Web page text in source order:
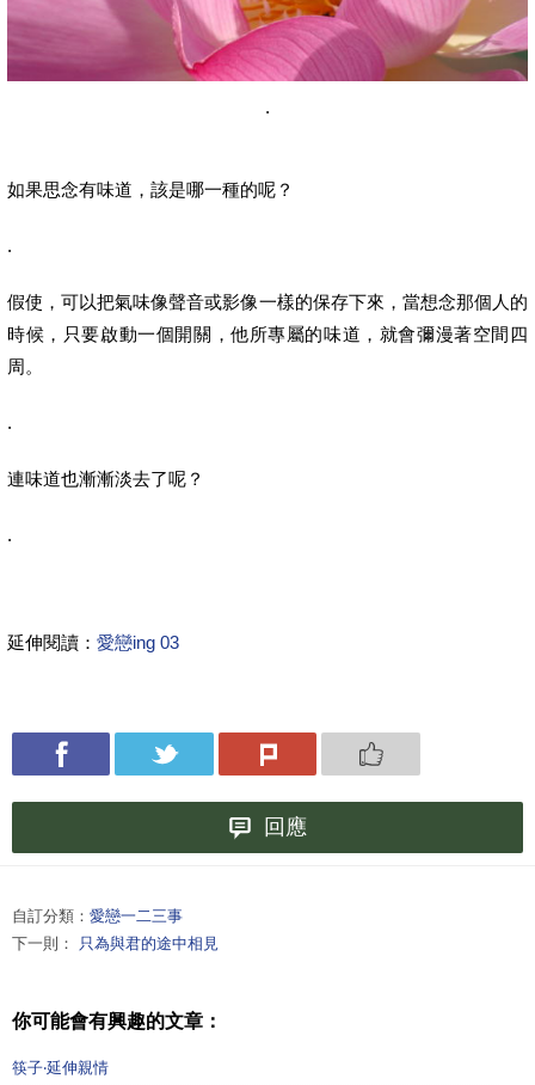
.
如果思念有味道，該是哪一種的呢？
.
假使，可以把氣味像聲音或影像一樣的保存下來，當想念那個人的
時候，只要啟動一個開關，他所專屬的味道，就會彌漫著空間四
周。
.
連味道也漸漸淡去了呢？
.
延伸閱讀： 愛戀ing 03
回應
自訂分類： 愛戀一二三事
下一則：
只為與君的途中相見
你可能會有興趣的文章：
筷子‧延伸親情